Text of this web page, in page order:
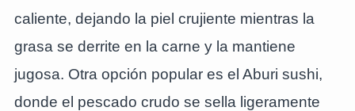
caliente, dejando la piel crujiente mientras la
grasa se derrite en la carne y la mantiene
jugosa. Otra opción popular es el Aburi sushi,
donde el pescado crudo se sella ligeramente